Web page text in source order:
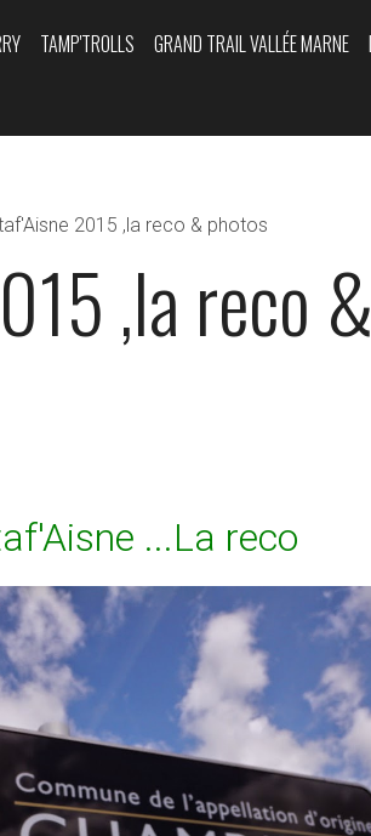
TAMP'TROLLS GRAND TRAIL VALLÉE MARNE
2015 ,la reco & photos
,la reco
...La reco